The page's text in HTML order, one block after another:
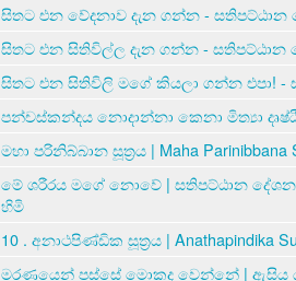
සිතට එන වේදනාව දැන ගන්න - සතිපට්ඨාන
සිතට එන සිතිවිල්ල දැන ගන්න - සතිපට්ඨාන
සිතට එන සිතිවිලි මගේ කියලා ගන්න එපා! -
පන්චස්කන්දය නොදාන්නා කෙනා මිත්‍යා
මහා පරිනිබ්බාන සූත්‍රය | Maha Parinibbana
මේ ශරීරය මගේ නොවේ | සතිපට්ඨාන
හිමි
10 . අනාථපිණ්ඩික සූත්‍රය | Anathapindika
මරණයෙන් පස්සේ මොකද වෙන්නේ | ඇසිය